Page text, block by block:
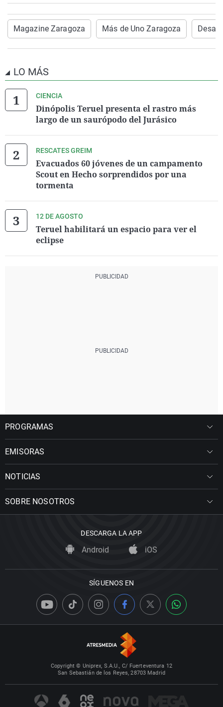
Magazine Zaragoza Más de Uno Zaragoza
LO MÁS
CIENCIA
Dinópolis Teruel presenta el rastro más
largo de un saurópodo del Jurásico
RESCATES GREIM
Evacuados 60 jóvenes de un campamento
Scout en Hecho sorprendidos por una
tormenta
12 DE AGOSTO
Teruel habilitará un espacio para ver el
eclipse
PROGRAMAS
EMISORAS
NOTICIAS
SOBRE NOSOTROS
DESCARGA LA APP
Android iOS
SÍGUENOS EN
Copyright © Uniprex, S.A.U., C/ Fuerteventura 12
San Sebastián de los Reyes, 28703 Madrid